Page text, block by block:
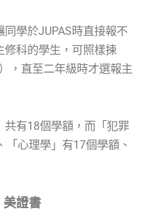
學於JUPAS時直接報不
修科的學生，可照樣揀
，直至二年級時才選報主
有18個學額，而「犯罪
心理學」有17個學額、
美證書